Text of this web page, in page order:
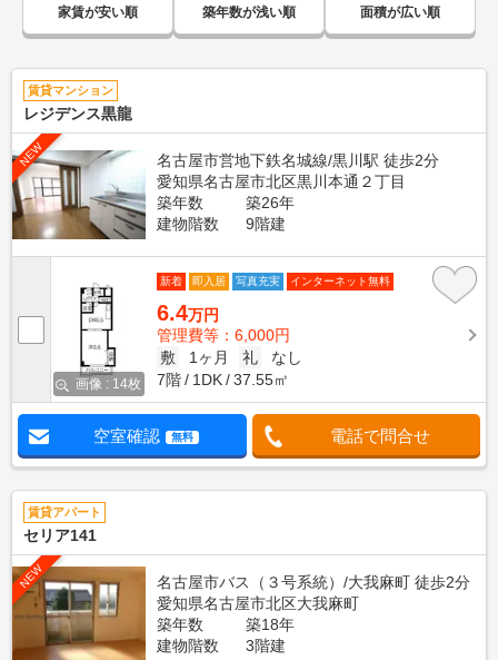
家賃が安い順 築年数が浅い順 面積が広い順
賃貸マンション
レジデンス黒龍
NEW
名古屋市営地下鉄名城線/黒川駅 徒歩2分
愛知県名古屋市北区黒川本通２丁目
築年数
築26年
建物階数
9階建
画像 : 14枚
新着 即入居 写真充実 インターネット無料
6.4万円
管理費等：6,000円
敷
1ヶ月 礼
なし
7階
1DK 37.55㎡
空室確認 無料 電話で問合せ
賃貸アパート
セリア141
NEW
名古屋市バス（３号系統）/大我麻町 徒歩2分
愛知県名古屋市北区大我麻町
築年数
築18年
建物階数
3階建